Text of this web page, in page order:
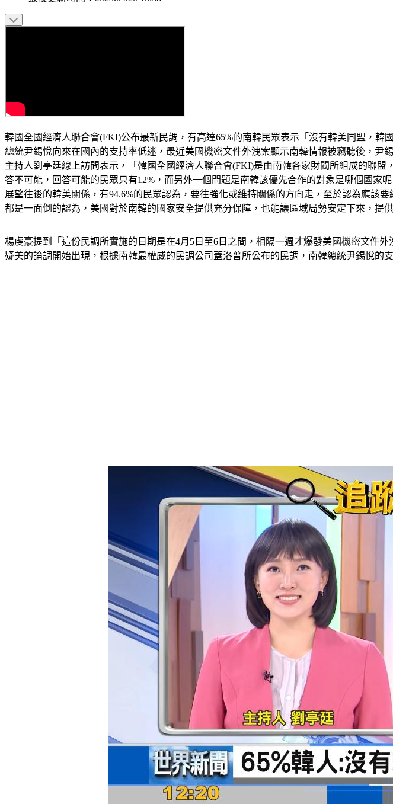
韓國全國經濟人聯合會(FKI)公布最新民調，有高達65%的南韓民眾表示「沒有韓美同盟，
總統尹錫悅向來在國內的支持率低迷，最近美國機密文件外洩案顯示南韓情報被竊聽後，
主持人劉亭廷線上訪問表示，「韓國全國經濟人聯合會(FKI)是由南韓各家財閥所組成的聯
答不可能，回答可能的民眾只有12%，而另外一個問題是南韓該優先合作的對象是哪個國家
展望往後的韓美關係，有94.6%的民眾認為，要往強化或維持關係的方向走，至於認為應該
都是一面倒的認為，美國對於南韓的國家安全提供充分保障，也能讓區域局勢安定下來，提
楊虔豪提到「這份民調所實施的日期是在4月5日至6日之間，相隔一週才爆發美國機密文件
疑美的論調開始出現，根據南韓最權威的民調公司蓋洛普所公布的民調，南韓總統尹錫悅的